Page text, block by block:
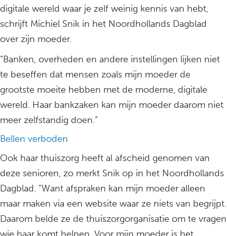
digitale wereld waar je zelf weinig kennis van hebt,
schrijft Michiel Snik in het Noordhollands Dagblad
over zijn moeder.
“Banken, overheden en andere instellingen lijken niet
te beseffen dat mensen zoals mijn moeder de
grootste moeite hebben met de moderne, digitale
wereld. Haar bankzaken kan mijn moeder daarom niet
meer zelfstandig doen.”
Bellen verboden
Ook haar thuiszorg heeft al afscheid genomen van
deze senioren, zo merkt Snik op in het Noordhollands
Dagblad. “Want afspraken kan mijn moeder alleen
maar maken via een website waar ze niets van begrijpt.
Daarom belde ze de thuiszorgorganisatie om te vragen